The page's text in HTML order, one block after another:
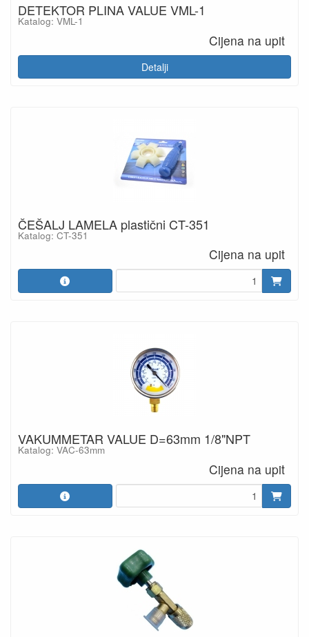
DETEKTOR PLINA VALUE VML-1
Katalog: VML-1
Cijena na upit
Detalji
ČEŠALJ LAMELA plastični CT-351
Katalog: CT-351
Cijena na upit
VAKUMMETAR VALUE D=63mm 1/8"NPT
Katalog: VAC-63mm
Cijena na upit